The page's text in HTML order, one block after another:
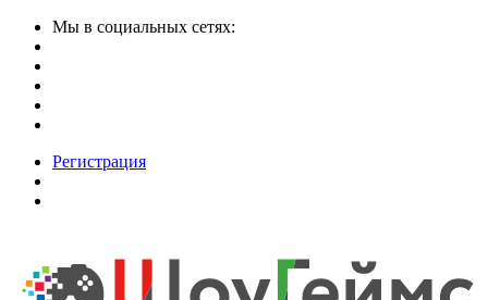
Мы в социальных сетях:
Регистрация